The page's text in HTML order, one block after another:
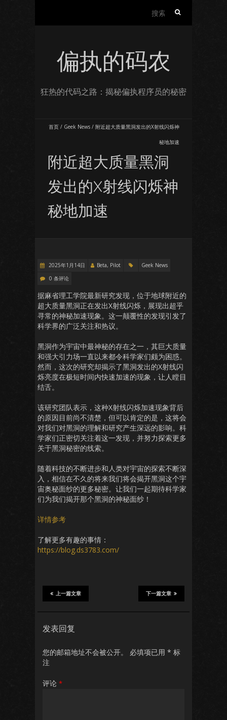
偏执的码农
狂热的代码之路：揭秘偏执程序员的秘密
首页 / Geek News / 附近超大质量黑洞发出的X射线闪烁神
秘地加速
附近超大质量黑洞
发出的X射线闪烁神
秘地加速
2025年1月14日 Beta, Pilot
Geek News
0 条评论
据麻省理工学院最新研究发现，位于地球附近的
超大质量黑洞正在发出X射线闪烁，展现出超乎
寻常的神秘加速现象。这一颠覆性的发现引发了
科学界的广泛关注和热议。
黑洞作为宇宙中最神秘的存在之一，其巨大质量
和强大引力场一直以来都令科学家们颇为困惑。
然而，这次的研究却揭示了黑洞发出的X射线闪
烁亮度在极短时间内快速加速的现象，让人瞠目
结舌。
该研究团队表示，这种X射线闪烁加速现象背后
的原因目前尚不清楚，但可以肯定的是，这将会
对我们对黑洞的理解和研究产生深远的影响。科
学家们正密切关注着这一发现，并努力探索更多
关于黑洞秘密的线索。
随着科技的不断进步和人类对宇宙的探索不断深
入，相信在不久的将来我们将会揭开黑洞这个宇
宙奥秘面纱的更多秘密。让我们一起期待科学家
们为我们揭开那个黑洞的神秘面纱！
详情参考
了解更多有趣的事情：
https://blog.ds3783.com/
下一篇文章
上一篇文章
发表回复
您的邮箱地址不会被公开。 必填项已用 * 标
注
评论 *